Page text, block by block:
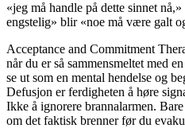
«jeg må handle på dette sinnet
engstelig» blir «noe må være galt
Acceptance and Commitment
når du er så sammensmeltet med
se ut som en mental hendelse og
Defusjon er ferdigheten å høre
Ikke å ignorere brannalarmen.
om det faktisk brenner før du